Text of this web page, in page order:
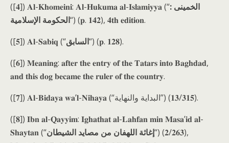
([𝟒]) 𝐀𝐥-𝐊𝐡𝐨𝐦𝐞𝐢𝐧𝐢: 𝐀𝐥-𝐇𝐮𝐤𝐮𝐦𝐚 𝐚𝐥-𝐈𝐬𝐥𝐚𝐦𝐢𝐲𝐲𝐚 (“الخمينى :
الحكومة الإسلامية“) (𝐩. 𝟏𝟒𝟐), 𝟒𝐭𝐡 𝐞𝐝𝐢𝐭𝐢𝐨𝐧.
([𝟓]) 𝐀𝐥-𝐒𝐚𝐛𝐢𝐪 (“السابق“) (𝐩. 𝟏𝟐𝟖).
([𝟔]) 𝐌𝐞𝐚𝐧𝐢𝐧𝐠: 𝐚𝐟𝐭𝐞𝐫 𝐭𝐡𝐞 𝐞𝐧𝐭𝐫𝐲 𝐨𝐟 𝐭𝐡𝐞 𝐓𝐚𝐭𝐚𝐫𝐬 𝐢𝐧𝐭𝐨 𝐁𝐚𝐠𝐡𝐝𝐚𝐝,
𝐚𝐧𝐝 𝐭𝐡𝐢𝐬 𝐝𝐨𝐠 𝐛𝐞𝐜𝐚𝐦𝐞 𝐭𝐡𝐞 𝐫𝐮𝐥𝐞𝐫 𝐨𝐟 𝐭𝐡𝐞 𝐜𝐨𝐮𝐧𝐭𝐫𝐲.
([𝟕]) 𝐀𝐥-𝐁𝐢𝐝𝐚𝐲𝐚 𝐰𝐚’𝐥-𝐍𝐢𝐡𝐚𝐲𝐚 (“البداية والنهاية”) (𝟏𝟑/𝟑𝟏𝟓).
([𝟖]) 𝐈𝐛𝐧 𝐚𝐥-𝐐𝐚𝐲𝐲𝐢𝐦: 𝐈𝐠𝐡𝐚𝐭𝐡𝐚𝐭 𝐚𝐥-𝐋𝐚𝐡𝐟𝐚𝐧 𝐦𝐢𝐧 𝐌𝐚𝐬𝐚’𝐢𝐝 𝐚𝐥-
𝐒𝐡𝐚𝐲𝐭𝐚𝐧 (“إغاثة اللهفان من مصايد الشيطان“) (𝟐/𝟐𝟔𝟑),